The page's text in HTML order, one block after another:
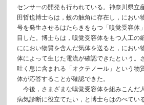
センサーの開発も行われている。神奈川県立
田哲也博士らは，蚊の触角に存在し，におい
号を発生させるはたらきをもつ「嗅覚受容体
目した。博士らは，嗅覚受容体をもつ人工の
ににおい物質を含んだ気体を送ると，におい
体によって生じた電流が確認できたという。
吐く息に含まれる「オクテノール」という物
体が応答することが確認できた。
今後，さまざまな嗅覚受容体を組みこんだ
病気診断に役立てたい，と博士らはのべている